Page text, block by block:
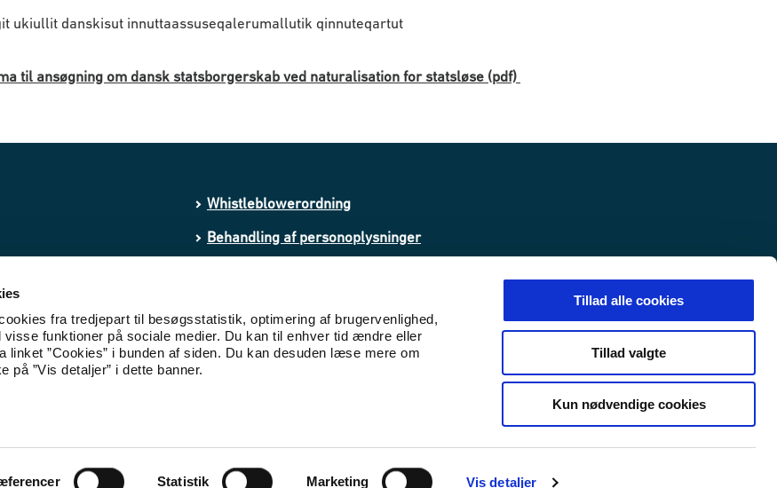
fra tredjepart til besøgsstatistik, optimering af brugervenlighed,
funktioner på sociale medier. Du kan til enhver tid ændre eller
”Cookies” i bunden af siden. Du kan desuden læse mere om
på ”Vis detaljer” i dette banner.
Statistik Marketing Vis detaljer
Tillad alle cookies
Tillad valgte
Kun nødvendige cookies
ukiullit danskisut innuttaassuseqalerumallutik qinnuteqartut
til ansøgning om dansk statsborgerskab ved naturalisation for statsløse (pdf)
Whistleblowerordning
Behandling af personoplysninger
Tilgængelighedserklæring (WAS)
Udlændinge- og
Udlændinge- og